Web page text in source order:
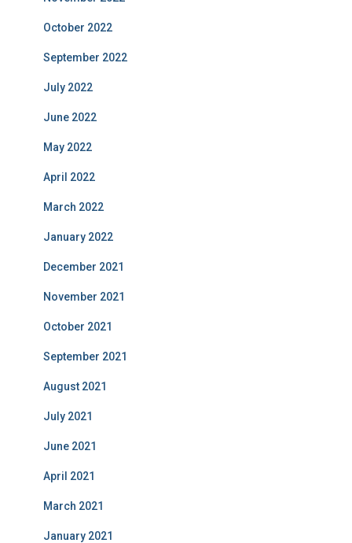
October 2022
September 2022
July 2022
June 2022
May 2022
April 2022
March 2022
January 2022
December 2021
November 2021
October 2021
September 2021
August 2021
July 2021
June 2021
April 2021
March 2021
January 2021